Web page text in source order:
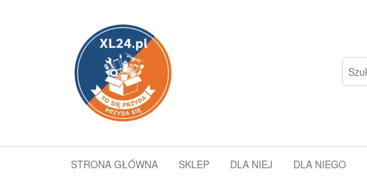
STRONA GŁÓWNA SKLEP DLA NIEJ DLA NIEGO